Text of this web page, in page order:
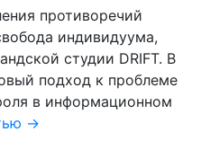
противоречий
индивидуума,
студии DRIFT. В
подход к проблеме
в информационном
→